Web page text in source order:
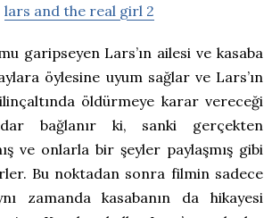
garipseyen Lars’ın ailesi ve kasaba
öylesine uyum sağlar ve Lars’ın
öldürmeye karar vereceği
bağlanır ki, sanki gerçekten
ve onlarla bir şeyler paylaşmış gibi
Bu noktadan sonra filmin sadece
zamanda kasabanın da hikayesi